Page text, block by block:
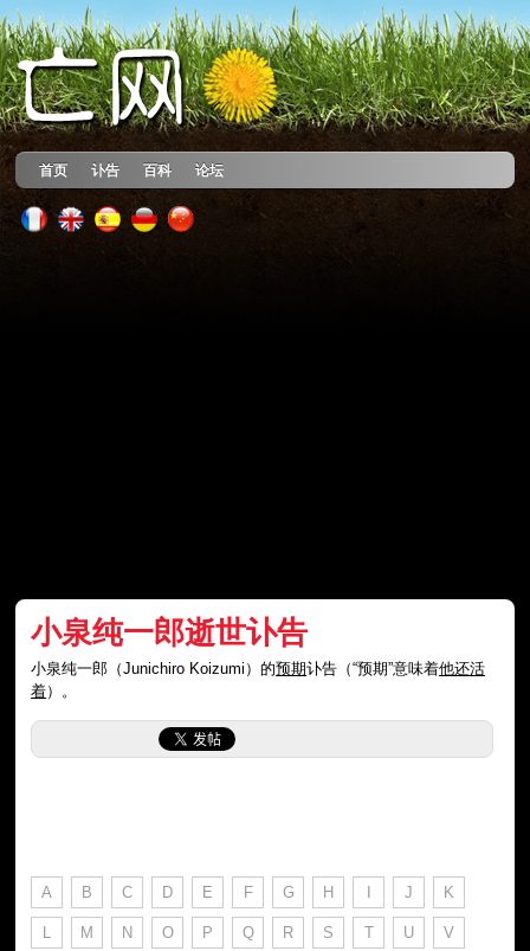
首页 讣告 百科 论坛
小泉纯一郎逝世讣告
小泉纯一郎（Junichiro Koizumi）的预期讣告（“预期”意味着他还活
着）。
A B C D E F G H I J K
L M N O P Q R S T U V